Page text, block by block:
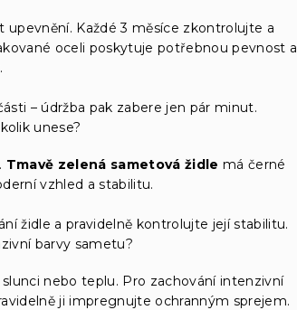
Každé 3 měsíce zkontrolujte a
oceli poskytuje potřebnou pevnost a
– údržba pak zabere jen pár minut.
unese?
Tmavě zelená sametová židle má černé
vzhled a stabilitu.
židle a pravidelně kontrolujte její stabilitu.
barvy sametu?
nebo teplu. Pro zachování intenzivní
ji impregnujte ochranným sprejem.